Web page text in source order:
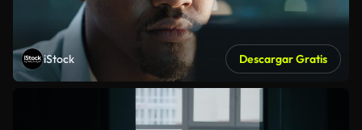
iStock Descargar Gratis